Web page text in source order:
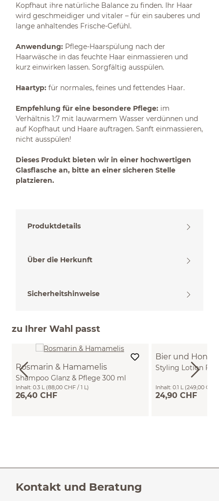
Kopfhaut ihre natürliche Balance zu finden. Ihr Haar
wird geschmeidiger und vitaler – für ein sauberes und
lange anhaltendes Frische-Gefühl.
Anwendung: Pflege-Haarspülung nach der
Haarwäsche in das feuchte Haar einmassieren und
kurz einwirken lassen. Sorgfältig ausspülen.
Haartyp: für normales, feines und fettendes Haar.
Empfehlung für eine besondere Pflege: im
Verhältnis 1:7 mit lauwarmem Wasser verdünnen und
auf Kopfhaut und Haare auftragen. Sanft einmassieren,
nicht ausspülen!
Dieses Produkt bieten wir in einer hochwertigen
Glasflasche an, bitte an einer sicheren Stelle
platzieren.
Produktdetails
Über die Herkunft
Sicherheitshinweise
zu Ihrer Wahl passt
Rosmarin & Hamamelis
Shampoo Glanz & Pflege 300 ml
Inhalt: 0.3 L (88,00 CHF / 1 L)
26,40 CHF
Bier und Honig
Styling Lotion
Inhalt: 0.1 L (249,00 CHF
24,90 CHF
Kontakt und Beratung